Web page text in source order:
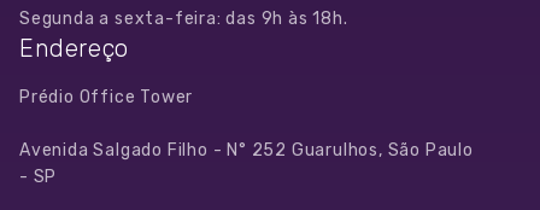
Segunda a sexta-feira: das 9h às 18h.
Endereço
Prédio Office Tower
Avenida Salgado Filho - N° 252 Guarulhos, São Paulo
- SP